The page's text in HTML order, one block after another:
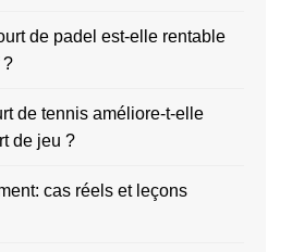
de padel est-elle rentable
?
de tennis améliore-t-elle
de jeu ?
cas réels et leçons